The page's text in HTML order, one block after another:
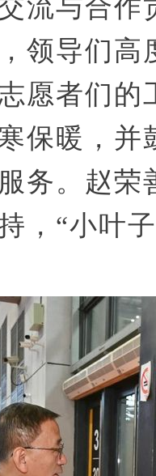
流与合
领导们高
愿者们
保暖，
务。赵荣
，“小叶